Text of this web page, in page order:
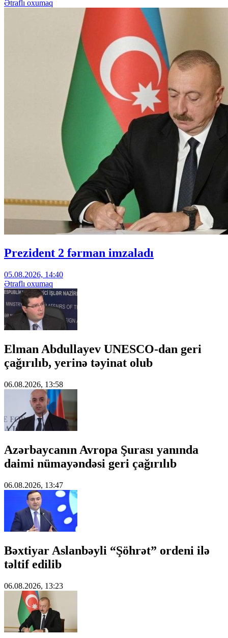
Ətraflı oxumaq
Prezident 2 fərman imzaladı
05.08.2026, 14:40
Ətraflı oxumaq
Elman Abdullayev UNESCO-dan geri
çağırılıb, yerinə təyinat olub
06.08.2026, 13:58
Azərbaycanın Avropa Şurası yanında
daimi nümayəndəsi geri çağırılıb
06.08.2026, 13:47
Bəxtiyar Aslanbəyli “Şöhrət” ordeni ilə
təltif edilib
06.08.2026, 13:23